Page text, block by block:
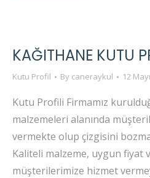
KAĞITHANE KUTU
Kutu Profil By caneraykul 12
Kutu Profili Firmamız
malzemeleri alanında
vermekte olup çizgisini
Kaliteli malzeme, uygun fiyat
müşterilerimize hizmet